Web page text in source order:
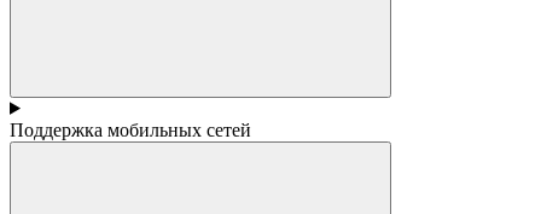
Поддержка мобильных сетей